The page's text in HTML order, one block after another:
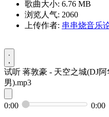
歌曲大小: 6.76 MB
浏览人气: 2060
上传作者: 串串烧音乐
试听 蒋敦豪 - 天空之城(DJ阿
男).mp3
0:00 0:00